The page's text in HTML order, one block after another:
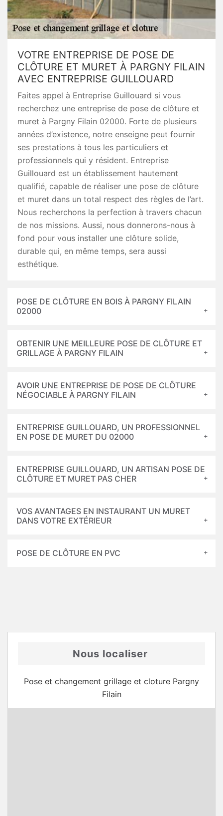
VOTRE ENTREPRISE DE POSE DE
CLÔTURE ET MURET À PARGNY FILAIN
AVEC ENTREPRISE GUILLOUARD
Faites appel à Entreprise Guillouard si vous
recherchez une entreprise de pose de clôture et
muret à Pargny Filain 02000. Forte de plusieurs
années d’existence, notre enseigne peut fournir
ses prestations à tous les particuliers et
professionnels qui y résident. Entreprise
Guillouard est un établissement hautement
qualifié, capable de réaliser une pose de clôture
et muret dans un total respect des règles de l’art.
Nous recherchons la perfection à travers chacun
de nos missions. Aussi, nous donnerons-nous à
fond pour vous installer une clôture solide,
durable qui, en même temps, sera aussi
esthétique.
POSE DE CLÔTURE EN BOIS À PARGNY FILAIN
02000
OBTENIR UNE MEILLEURE POSE DE CLÔTURE ET
GRILLAGE À PARGNY FILAIN
AVOIR UNE ENTREPRISE DE POSE DE CLÔTURE
NÉGOCIABLE À PARGNY FILAIN
ENTREPRISE GUILLOUARD, UN PROFESSIONNEL
EN POSE DE MURET DU 02000
ENTREPRISE GUILLOUARD, UN ARTISAN POSE DE
CLÔTURE ET MURET PAS CHER
VOS AVANTAGES EN INSTAURANT UN MURET
DANS VOTRE EXTÉRIEUR
POSE DE CLÔTURE EN PVC
Nous localiser
Pose et changement grillage et cloture Pargny
Filain